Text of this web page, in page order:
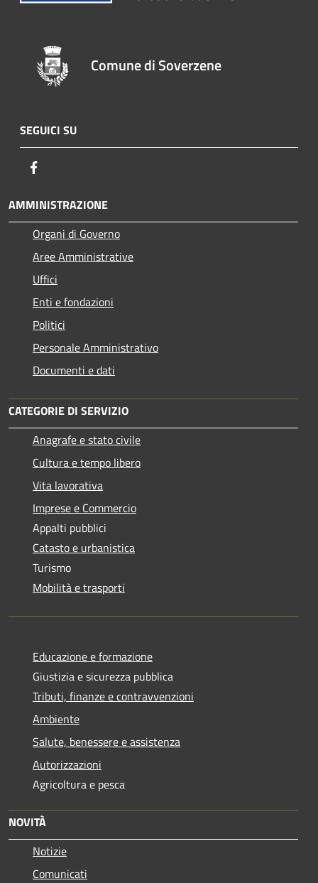
Comune di Soverzene
SEGUICI SU
AMMINISTRAZIONE
Organi di Governo
Aree Amministrative
Uffici
Enti e fondazioni
Politici
Personale Amministrativo
Documenti e dati
CATEGORIE DI SERVIZIO
Anagrafe e stato civile
Cultura e tempo libero
Vita lavorativa
Imprese e Commercio
Appalti pubblici
Catasto e urbanistica
Turismo
Mobilità e trasporti
Educazione e formazione
Giustizia e sicurezza pubblica
Tributi, finanze e contravvenzioni
Ambiente
Salute, benessere e assistenza
Autorizzazioni
Agricoltura e pesca
NOVITÀ
Notizie
Comunicati